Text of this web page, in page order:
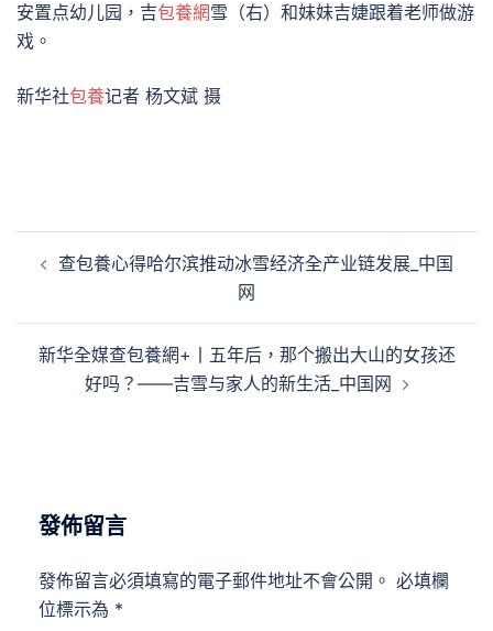
安置点幼儿园，吉包養網雪（右）和妹妹吉婕跟着老师做游
戏。
新华社包養记者 杨文斌 摄
章
查包養心得哈尔滨推动冰雪经济全产业链发展_中国
网
新华全媒查包養網+丨五年后，那个搬出大山的女孩还
好吗？——吉雪与家人的新生活_中国网
發佈留言
發佈留言必須填寫的電子郵件地址不會公開。 必填欄
位標示為 *